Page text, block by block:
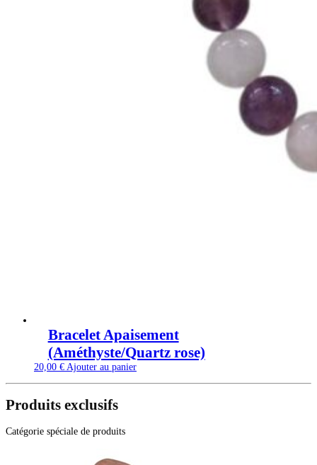
Bracelet Apaisement
(Améthyste/Quartz rose)
20,00 € Ajouter au panier
Produits exclusifs
Catégorie spéciale de produits